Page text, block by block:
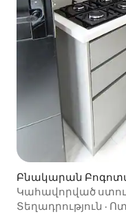
Բնակարան
Կահավորված
(305)
Տեղադրություն ·